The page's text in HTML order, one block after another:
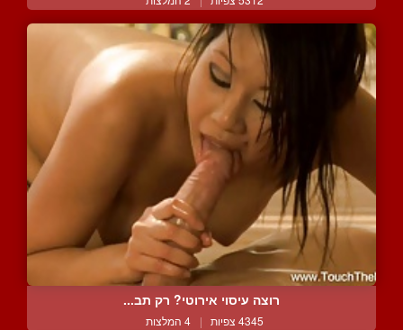
רוצה עיסוי אירוטי? רק תב...
4345 צפיות | 4 המלצות